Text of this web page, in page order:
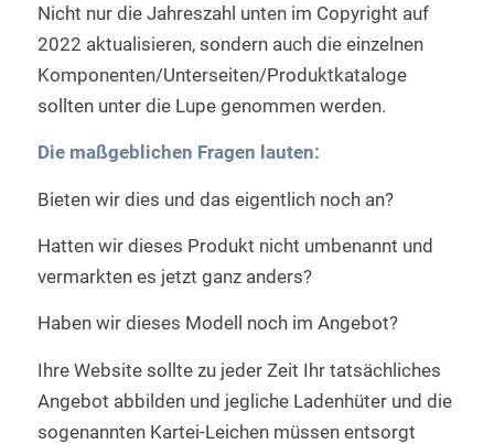
Nicht nur die Jahreszahl unten im Copyright auf
2022 aktualisieren, sondern auch die einzelnen
Komponenten/Unterseiten/Produktkataloge
sollten unter die Lupe genommen werden.
Die maßgeblichen Fragen lauten:
Bieten wir dies und das eigentlich noch an?
Hatten wir dieses Produkt nicht umbenannt und
vermarkten es jetzt ganz anders?
Haben wir dieses Modell noch im Angebot?
Ihre Website sollte zu jeder Zeit Ihr tatsächliches
Angebot abbilden und jegliche Ladenhüter und die
sogenannten Kartei-Leichen müssen entsorgt